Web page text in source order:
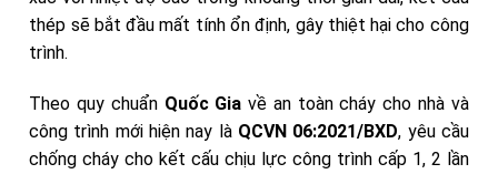
thép sẽ bắt đầu mất tính ổn định, gây thiệt hại cho công
trình.
Theo quy chuẩn Quốc Gia về an toàn cháy cho nhà và
công trình mới hiện nay là QCVN 06:2021/BXD, yêu cầu
chống cháy cho kết cấu chịu lực công trình cấp 1, 2 lần